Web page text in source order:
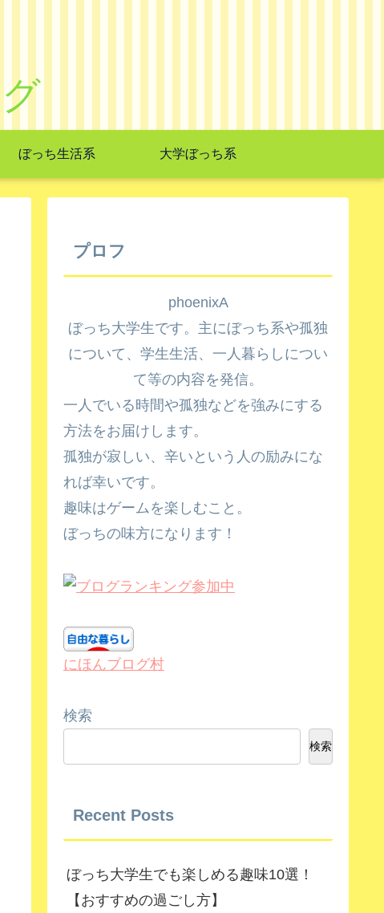
ぼっち生活系 大学ぼっち系
プロフ
phoenixA
ぼっち大学生です。主にぼっち系や孤独
について、学生生活、一人暮らしについ
て等の内容を発信。
一人でいる時間や孤独などを強みにする
方法をお届けします。
孤独が寂しい、辛いという人の励みにな
れば幸いです。
趣味はゲームを楽しむこと。
ぼっちの味方になります！
にほんブログ村
検索
検索
Recent Posts
ぼっち大学生でも楽しめる趣味10選！
【おすすめの過ごし方】